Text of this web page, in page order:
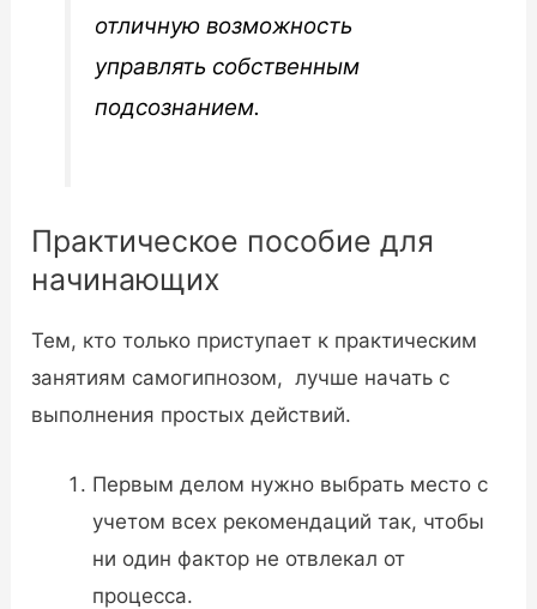
отличную возможность
управлять собственным
подсознанием.
Практическое пособие для
начинающих
Тем, кто только приступает к практическим
занятиям самогипнозом, лучше начать с
выполнения простых действий.
Первым делом нужно выбрать место с
учетом всех рекомендаций так, чтобы
ни один фактор не отвлекал от
процесса.